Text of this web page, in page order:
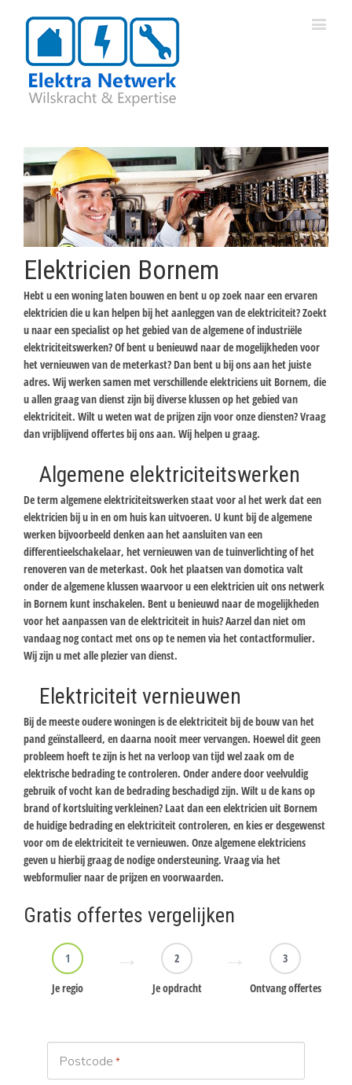
Elektricien Bornem
Hebt u een woning laten bouwen en bent u op zoek naar een ervaren
elektricien die u kan helpen bij het aanleggen van de elektriciteit? Zoekt
u naar een specialist op het gebied van de algemene of industriële
elektriciteitswerken? Of bent u benieuwd naar de mogelijkheden voor
het vernieuwen van de meterkast? Dan bent u bij ons aan het juiste
adres. Wij werken samen met verschillende elektriciens uit Bornem, die
u allen graag van dienst zijn bij diverse klussen op het gebied van
elektriciteit. Wilt u weten wat de prijzen zijn voor onze diensten? Vraag
dan vrijblijvend offertes bij ons aan. Wij helpen u graag.
Algemene elektriciteitswerken
De term algemene elektriciteitswerken staat voor al het werk dat een
elektricien bij u in en om huis kan uitvoeren. U kunt bij de algemene
werken bijvoorbeeld denken aan het aansluiten van een
differentieelschakelaar, het vernieuwen van de tuinverlichting of het
renoveren van de meterkast. Ook het plaatsen van domotica valt
onder de algemene klussen waarvoor u een elektricien uit ons netwerk
in Bornem kunt inschakelen. Bent u benieuwd naar de mogelijkheden
voor het aanpassen van de elektriciteit in huis? Aarzel dan niet om
vandaag nog contact met ons op te nemen via het contactformulier.
Wij zijn u met alle plezier van dienst.
Elektriciteit vernieuwen
Bij de meeste oudere woningen is de elektriciteit bij de bouw van het
pand geïnstalleerd, en daarna nooit meer vervangen. Hoewel dit geen
probleem hoeft te zijn is het na verloop van tijd wel zaak om de
elektrische bedrading te controleren. Onder andere door veelvuldig
gebruik of vocht kan de bedrading beschadigd zijn. Wilt u de kans op
brand of kortsluiting verkleinen? Laat dan een elektricien uit Bornem
de huidige bedrading en elektriciteit controleren, en kies er desgewenst
voor om de elektriciteit te vernieuwen. Onze algemene elektriciens
geven u hierbij graag de nodige ondersteuning. Vraag via het
webformulier naar de prijzen en voorwaarden.
Gratis offertes vergelijken
1
Je regio
2
Je opdracht
3
Ontvang offertes
Postcode *